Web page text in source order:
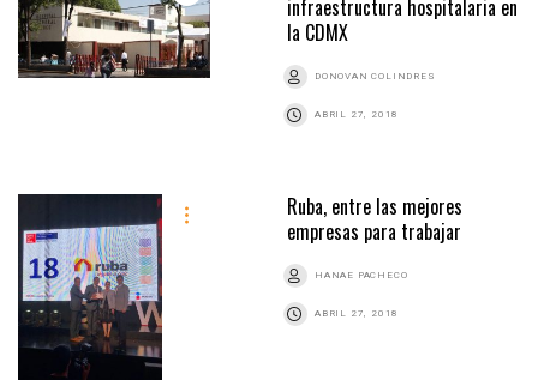
infraestructura hospitalaria en
la CDMX
DONOVAN COLINDRES
ABRIL 27, 2018
Ruba, entre las mejores
empresas para trabajar
HANAE PACHECO
ABRIL 27, 2018